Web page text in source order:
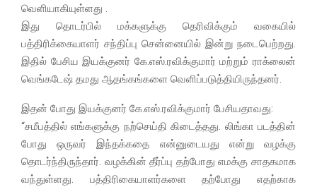
வெளியாகியுள்ளது .
இது தொடர்பில் மக்களுக்கு தெரிவிக்கும் வகையில்
பத்திரிக்கையாளர் சந்திப்பு சென்னையில் இன்று நடைபெற்றது.
இதில் பேசிய இயக்குனர் கே.எஸ்.ரவிக்குமார் மற்றும் ராக்லைன்
வெங்கடேஷ் தமது ஆதங்கங்களை வெளிப்படுத்தியிருந்தனர்.
இதன் போது இயக்குனர் கே.எஸ்.ரவிக்குமார் பேசியதாவது:
“சமீபத்தில் எங்களுக்கு நற்செய்தி கிடைத்தது. லிங்கா படத்தின்
போது ஒருவர் இந்தக்கதை என்னுடையது என்று வழக்கு
தொடர்ந்திருந்தார். வழக்கின் தீர்ப்பு தற்போது எமக்கு சாதகமாக
வந்துள்ளது. பத்திரிகையாளர்களை தற்போது எதற்காக